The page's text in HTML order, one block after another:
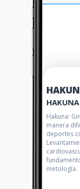
HAKUNA
Hakuna:
manera
deportes
metología.